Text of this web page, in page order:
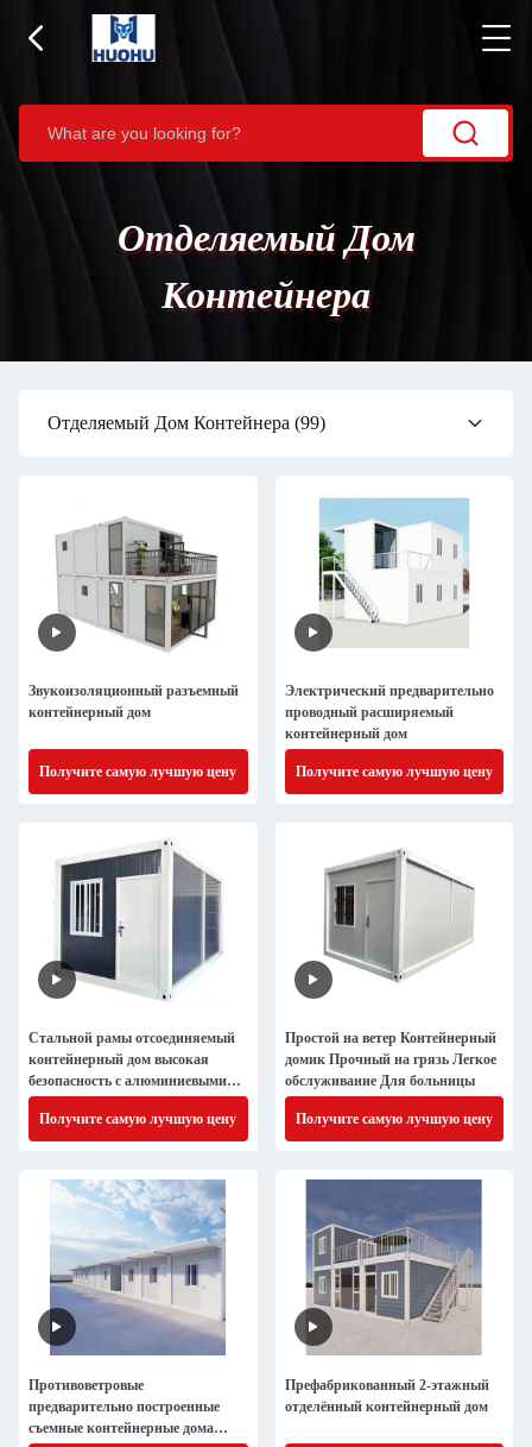
Отделяемый Дом
Контейнера
Отделяемый Дом Контейнера (99)
Звукоизоляционный разъемный
контейнерный дом
Получите самую лучшую цену
Электрический предварительно
проводный расширяемый
контейнерный дом
Получите самую лучшую цену
Стальной рамы отсоединяемый
контейнерный дом высокая
безопасность с алюминиевыми
раздвижной дверью
Получите самую лучшую цену
Простой на ветер Контейнерный
домик Прочный на грязь Легкое
обслуживание Для больницы
Получите самую лучшую цену
Противоветровые
предварительно построенные
съемные контейнерные дома
Префабрикованный 2-этажный
отделённый контейнерный дом